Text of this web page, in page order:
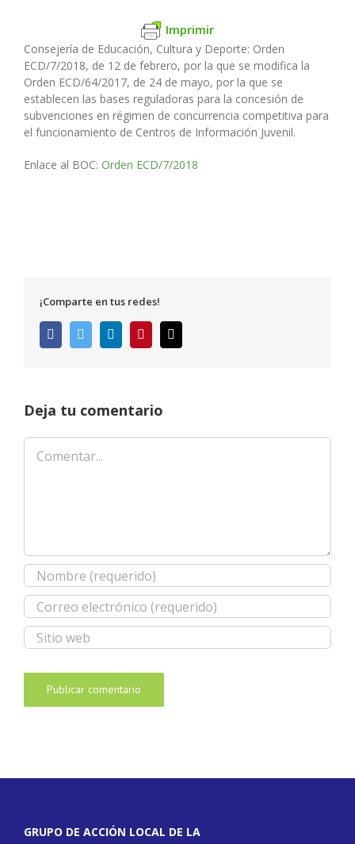
Imprimir
Consejería de Educación, Cultura y Deporte: Orden
ECD/7/2018, de 12 de febrero, por la que se modifica la
Orden ECD/64/2017, de 24 de mayo, por la que se
establecen las bases reguladoras para la concesión de
subvenciones en régimen de concurrencia competitiva para
el funcionamiento de Centros de Información Juvenil.
Enlace al BOC: Orden ECD/7/2018
¡Comparte en tus redes!
FacebookTwitter LinkedInPinterest
electrónico
Deja tu comentario
Comentar
GRUPO DE ACCIÓN LOCAL DE LA